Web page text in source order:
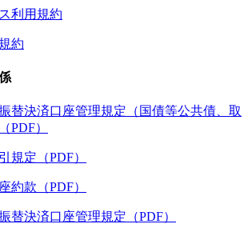
利用規約
約
替決済口座管理規定（国債等公共債、取
PDF）
規定（PDF）
約款（PDF）
替決済口座管理規定（PDF）